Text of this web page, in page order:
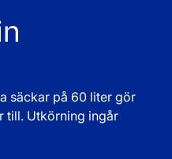
säckar på 60 liter gör
till. Utkörning ingår